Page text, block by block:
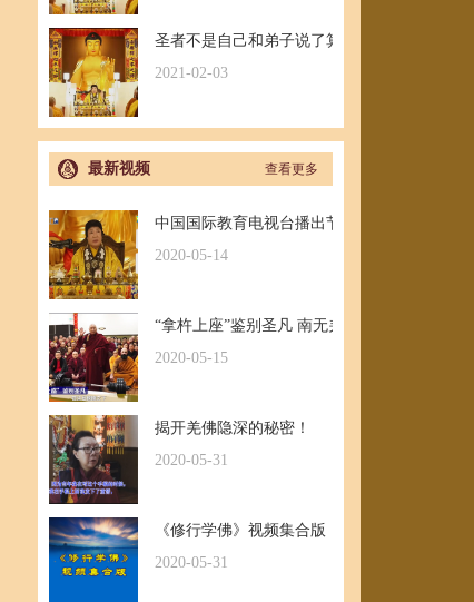
圣者不是自己和弟子说了算的，符合考核印
2021-02-03
最新视频 查看更多
中国国际教育电视台播出节目：探其根本，弘
2020-05-14
“拿杵上座”鉴别圣凡 南无羌佛解难单手提悬
2020-05-15
揭开羌佛隐深的秘密！
2020-05-31
《修行学佛》视频集合版
2020-05-31